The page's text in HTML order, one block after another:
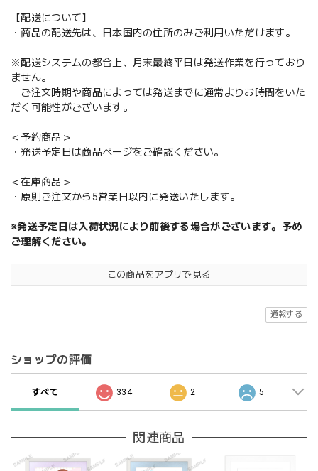
【配送について】
・商品の配送先は、日本国内の住所のみご利用いただけます。
※配送システムの都合上、月末最終平日は発送作業を行っており
ません。
ご注文時期や商品によっては発送までに通常よりお時間をいた
だく可能性がございます。
＜予約商品＞
・発送予定日は商品ページをご確認ください。
＜在庫商品＞
・原則ご注文から5営業日以内に発送いたします。
※発送予定日は入荷状況により前後する場合がございます。予め
ご理解ください。
この商品をアプリで見る
通報する
ショップの評価
すべて 334 2 5
関連商品